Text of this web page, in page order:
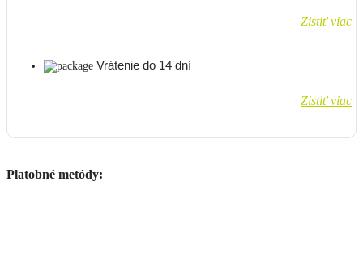
Zistiť viac
Vrátenie do 14 dní
Zistiť viac
Platobné metódy: